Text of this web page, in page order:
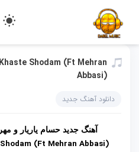
Shodam (Ft Mehran
Abbasi)‏
دانلود آهنگ جدید
آهنگ جدید حسام یاریار و
(Ft Mehran Abbasi)